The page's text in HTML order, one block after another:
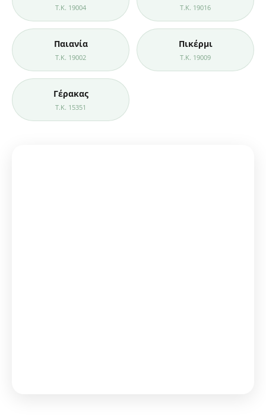
Τ.Κ. 19004 Τ.Κ. 19016
Παιανία
Τ.Κ. 19002
Πικέρμι
Τ.Κ. 19009
Γέρακας
Τ.Κ. 15351